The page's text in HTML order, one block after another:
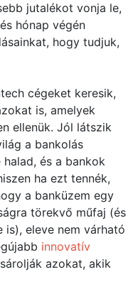
jutalékot vonja le,
hónap végén
hogy tudjuk,
cégeket keresik,
is, amelyek
ellenük. Jól látszik
a bankolás
és a bankok
ha ezt tennék,
a banküzem egy
törekvő műfaj (és
is), eleve nem várható
innovatív
azokat, akik